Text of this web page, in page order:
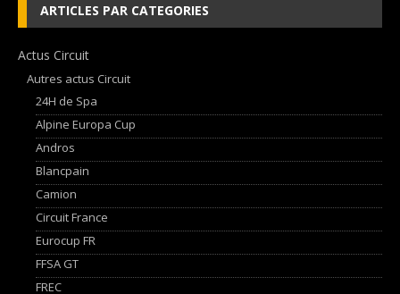
ARTICLES PAR CATEGORIES
Actus Circuit
Autres actus Circuit
24H de Spa
Alpine Europa Cup
Andros
Blancpain
Camion
Circuit France
Eurocup FR
FFSA GT
FREC